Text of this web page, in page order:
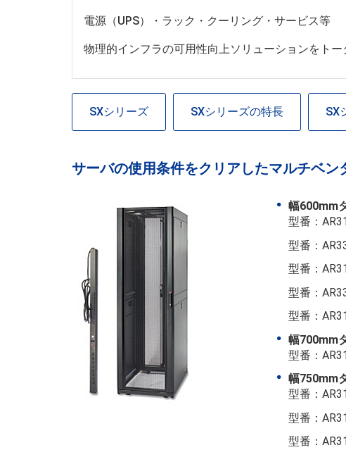
電源（UPS）・ラック・クーリング・サービス等
物理的インフラの可用性向上ソリューションをトー
SXシリーズ SXシリーズの特長 SX
サーバの使用条件をクリアしたマルチベン
幅600mm
型番：
型番：
型番：
型番：
型番：
幅700mm
型番：
幅750mm
型番：
型番：
型番：